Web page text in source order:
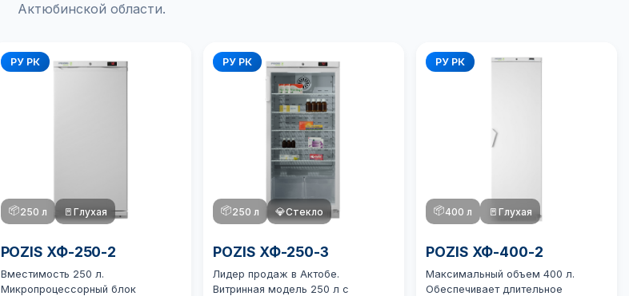
Актюбинской области.
РУ РК
📦250 л 🚪 Глухая
POZIS ХФ-250-2
Вместимость 250 л.
Микропроцессорный блок
РУ РК
📦250 л 💎Стекло
POZIS ХФ-250-3
Лидер продаж в Актобе.
Витринная модель 250 л с
РУ РК
📦400 л 🚪Глухая
POZIS ХФ-400-2
Максимальный объем 400 л.
Обеспечивает длительное